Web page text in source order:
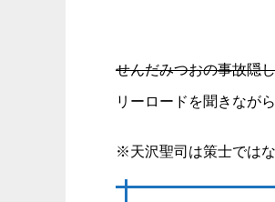
せんだみつおの事故隠し
リーロードを聞きなが
※天沢聖司は策士では